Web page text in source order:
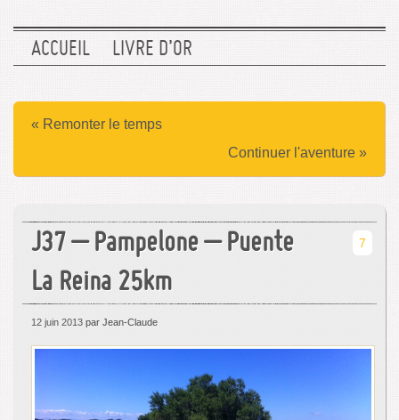
ACCUEIL LIVRE D’OR
Continuer l'aventure »
« Remonter le temps
J37 – Pampelone – Puente
La Reina 25km
7
12 juin 2013 par Jean-Claude